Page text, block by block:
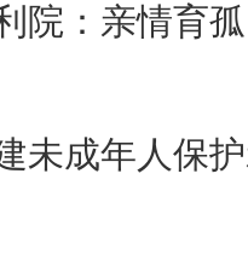
院：亲情育
未成年人保